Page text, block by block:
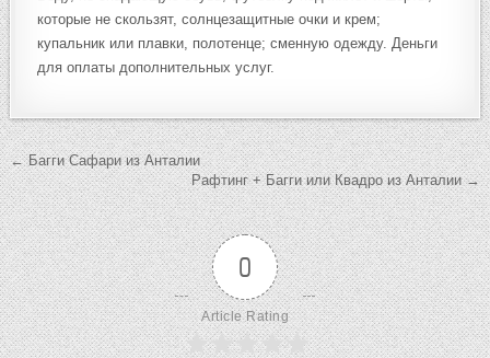
которые не скользят, солнцезащитные очки и крем;
купальник или плавки, полотенце; сменную одежду. Деньги
для оплаты дополнительных услуг.
Навигация
по
записям
← Багги Сафари из Анталии
Рафтинг + Багги или Квадро из Анталии →
0
Article Rating